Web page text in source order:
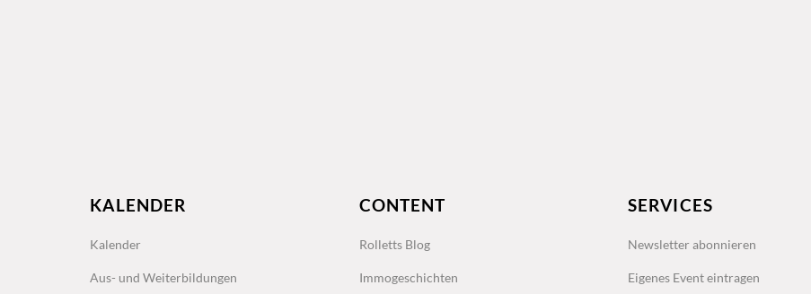
KALENDER
Kalender
Aus- und Weiterbildungen
CONTENT
Rolletts Blog
Immogeschichten
SERVICES
Newsletter abonnieren
Eigenes Event eintragen